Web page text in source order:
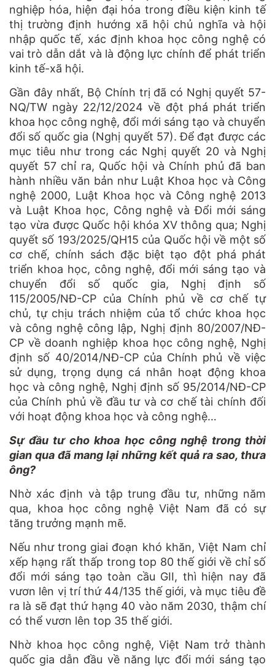
nghiệp hóa, hiện đại hóa trong điều kiện kinh tế
thị trường định hướng xã hội chủ nghĩa và hội
nhập quốc tế, xác định khoa học công nghệ có
vai trò dẫn dắt và là động lực chính để phát triển
kinh tế-xã hội.
Gần đây nhất, Bộ Chính trị đã có Nghị quyết 57-
NQ/TW ngày 22/12/2024 về đột phá phát triển
khoa học công nghệ, đổi mới sáng tạo và chuyển
đổi số quốc gia (Nghị quyết 57). Để đạt được các
mục tiêu như trong các Nghị quyết 20 và Nghị
quyết 57 chỉ ra, Quốc hội và Chính phủ đã ban
hành nhiều văn bản như Luật Khoa học và Công
nghệ 2000, Luật Khoa học và Công nghệ 2013
và Luật Khoa học, Công nghệ và Đổi mới sáng
tạo vừa được Quốc hội khóa XV thông qua; Nghị
quyết số 193/2025/QH15 của Quốc hội về một số
cơ chế, chính sách đặc biệt tạo đột phá phát
triển khoa học, công nghệ, đổi mới sáng tạo và
chuyển đổi số quốc gia, Nghị định số
115/2005/NĐ-CP của Chính phủ về cơ chế tự
chủ, tự chịu trách nhiệm của tổ chức khoa học
và công nghệ công lập, Nghị định 80/2007/NĐ-
CP về doanh nghiệp khoa học công nghệ, Nghị
định số 40/2014/NĐ-CP của Chính phủ về việc
sử dụng, trọng dụng cá nhân hoạt động khoa
học và công nghệ, Nghị định số 95/2014/NĐ-CP
của Chính phủ về đầu tư và cơ chế tài chính đối
với hoạt động khoa học và công nghệ…
Sự đầu tư cho khoa học công nghệ trong thời
gian qua đã mang lại những kết quả ra sao, thưa
ông?
Nhờ xác định và tập trung đầu tư, những năm
qua, khoa học công nghệ Việt Nam đã có sự
tăng trưởng mạnh mẽ.
Nếu như trong giai đoạn khó khăn, Việt Nam chỉ
xếp hạng rất thấp trong top 80 thế giới về chỉ số
đổi mới sáng tạo toàn cầu GII, thì hiện nay đã
vươn lên vị trí thứ 44/135 thế giới, và mục tiêu đề
ra là sẽ đạt thứ hạng 40 vào năm 2030, thậm chí
có thể vươn lên top 35 thế giới.
Nhờ khoa học công nghệ, Việt Nam trở thành
quốc gia dẫn đầu về năng lực đổi mới sáng tạo